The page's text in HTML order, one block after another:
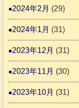
2024年2月 (29)
2024年1月 (31)
2023年12月 (31)
2023年11月 (30)
2023年10月 (31)